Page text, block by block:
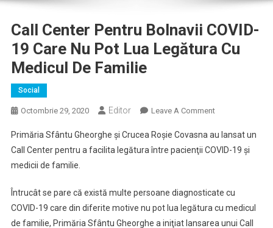
Call Center Pentru Bolnavii COVID-
19 Care Nu Pot Lua Legătura Cu
Medicul De Familie
Social
Octombrie 29, 2020 Editor Leave A CommentOn
Center
Pentru
19
Care
Nu
Primăria Sfântu Gheorghe şi Crucea Roşie Covasna au lansat un
Call Center pentru a facilita legătura între pacienţii COVID-19 şi
medicii de familie.
Întrucât se pare că există multe persoane diagnosticate cu
COVID-19 care din diferite motive nu pot lua legătura cu medicul
de familie, Primăria Sfântu Gheorghe a iniţiat lansarea unui Call